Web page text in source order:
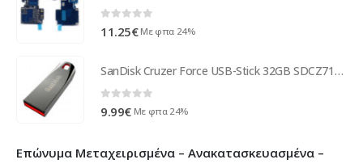
0 out of 5
11.25€ Με φπα 24%
SanDisk Cruzer Force USB-Stick 32GB SDCZ71-032G-B35
0 out of 5
9.99€ Με φπα 24%
Επώνυμα Μεταχειρισμένα – Ανακατασκευασμένα –